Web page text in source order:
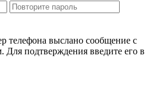
телефона выслано сообщение с
подтверждения введите его в